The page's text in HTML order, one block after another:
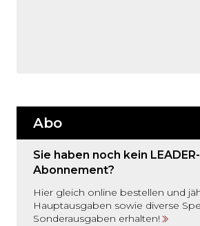
Abo
Sie haben noch kein LEADER-
Abonnement?
Hier gleich online bestellen und
Hauptausgaben sowie diverse
Sonderausgaben erhalten!